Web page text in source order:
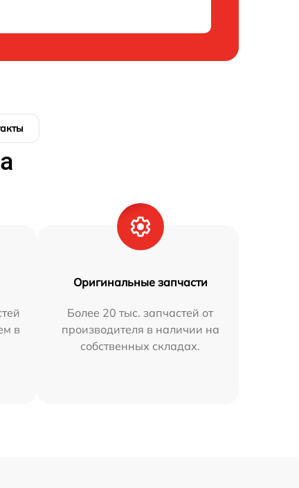
в
Оригинальные запчасти
Более 20 тыс. запчастей от
производителя в наличии на
собственных складах.